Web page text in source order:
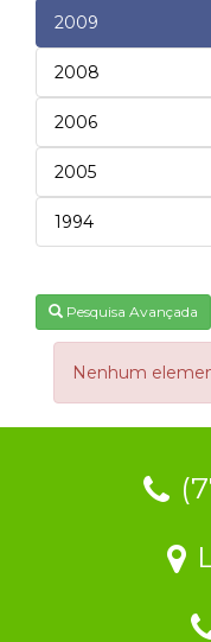
2009
2008
2006
2005
1994
Pesquisa Avançada
Nenhum